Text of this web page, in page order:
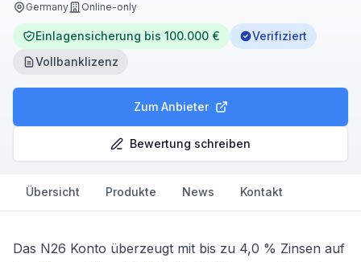
Germany Online-only
Einlagensicherung bis 100.000 €
Verifiziert
Vollbanklizenz
Zum Anbieter
Bewertung schreiben
Übersicht Produkte News Kontakt
Das N26 Konto überzeugt mit bis zu 4,0 % Zinsen auf